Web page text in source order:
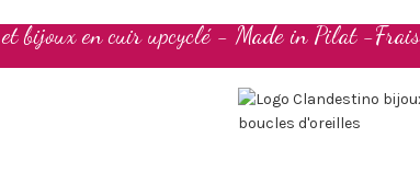
et bijoux en cuir upcyclé - Made in Pilat -